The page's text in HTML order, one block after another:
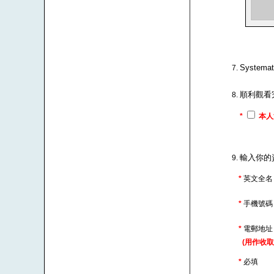
順利觀
* 本
輸入你的
* 英文全
* 手機號
* 電郵地
(用作收
* 必填